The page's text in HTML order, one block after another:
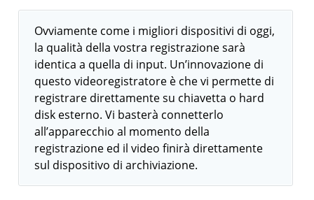
Ovviamente come i migliori dispositivi di oggi,
la qualità della vostra registrazione sarà
identica a quella di input. Un’innovazione di
questo videoregistratore è che vi permette di
registrare direttamente su chiavetta o hard
disk esterno. Vi basterà connetterlo
all’apparecchio al momento della
registrazione ed il video finirà direttamente
sul dispositivo di archiviazione.